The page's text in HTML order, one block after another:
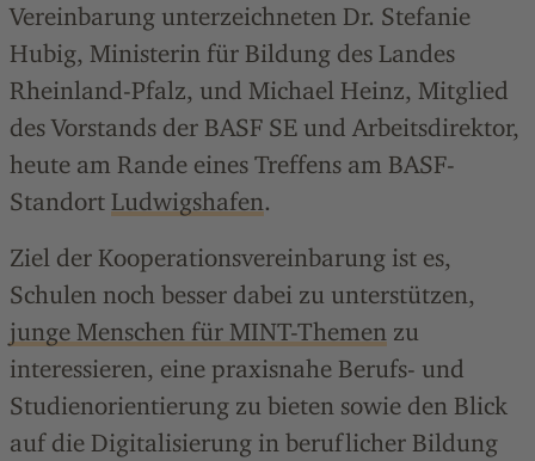
Vereinbarung unterzeichneten Dr. Stefanie
Hubig, Ministerin für Bildung des Landes
Rheinland-Pfalz, und Michael Heinz, Mitglied
des Vorstands der BASF SE und Arbeitsdirektor,
heute am Rande eines Treffens am BASF-
Standort Ludwigshafen.
Ziel der Kooperationsvereinbarung ist es,
Schulen noch besser dabei zu unterstützen,
junge Menschen für MINT-Themen zu
interessieren, eine praxisnahe Berufs- und
Studienorientierung zu bieten sowie den Blick
auf die Digitalisierung in beruflicher Bildung